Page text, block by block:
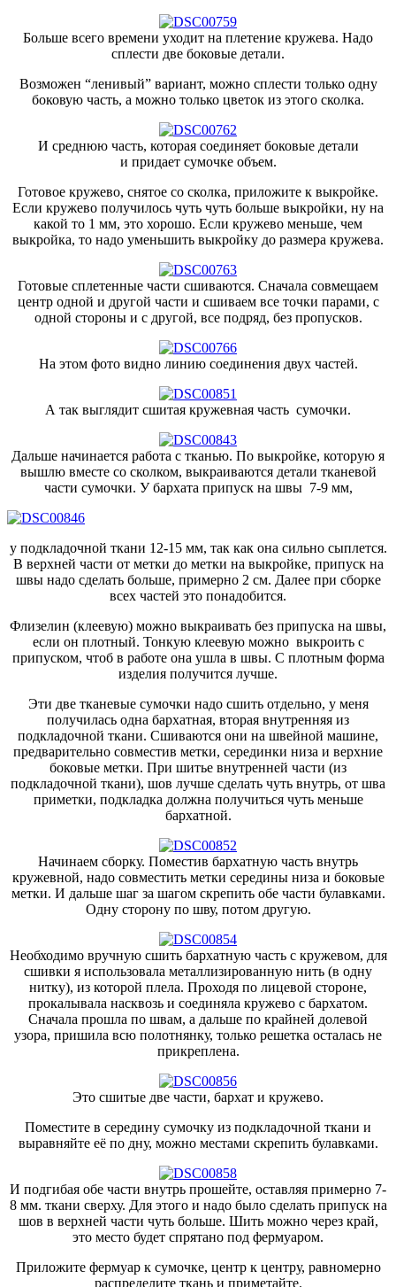
Больше всего времени уходит на плетение кружева. Надо
сплести две боковые детали.
Возможен “ленивый” вариант, можно сплести только одну
боковую часть, а можно только цветок из этого сколка.
И среднюю часть, которая соединяет боковые детали
и придает сумочке объем.
Готовое кружево, снятое со сколка, приложите к выкройке.
Если кружево получилось чуть чуть больше выкройки, ну на
какой то 1 мм, это хорошо. Если кружево меньше, чем
выкройка, то надо уменьшить выкройку до размера кружева.
Готовые сплетенные части сшиваются. Сначала совмещаем
центр одной и другой части и сшиваем все точки парами, с
одной стороны и с другой, все подряд, без пропусков.
На этом фото видно линию соединения двух частей.
А так выглядит сшитая кружевная часть сумочки.
Дальше начинается работа с тканью. По выкройке, которую я
вышлю вместе со сколком, выкраиваются детали тканевой
части сумочки. У бархата припуск на швы 7-9 мм,
у подкладочной ткани 12-15 мм, так как она сильно сыплется.
В верхней части от метки до метки на выкройке, припуск на
швы надо сделать больше, примерно 2 см. Далее при сборке
всех частей это понадобится.
Флизелин (клеевую) можно выкраивать без припуска на швы,
если он плотный. Тонкую клеевую можно выкроить с
припуском, чтоб в работе она ушла в швы. С плотным форма
изделия получится лучше.
Эти две тканевые сумочки надо сшить отдельно, у меня
получилась одна бархатная, вторая внутренняя из
подкладочной ткани. Сшиваются они на швейной машине,
предварительно совместив метки, серединки низа и верхние
боковые метки. При шитье внутренней части (из
подкладочной ткани), шов лучше сделать чуть внутрь, от шва
приметки, подкладка должна получиться чуть меньше
бархатной.
Начинаем сборку. Поместив бархатную часть внутрь
кружевной, надо совместить метки середины низа и боковые
метки. И дальше шаг за шагом скрепить обе части булавками.
Одну сторону по шву, потом другую.
Необходимо вручную сшить бархатную часть с кружевом, для
сшивки я использовала металлизированную нить (в одну
нитку), из которой плела. Проходя по лицевой стороне,
прокалывала насквозь и соединяла кружево с бархатом.
Сначала прошла по швам, а дальше по крайней долевой
узора, пришила всю полотнянку, только решетка осталась не
прикреплена.
Это сшитые две части, бархат и кружево.
Поместите в середину сумочку из подкладочной ткани и
выравняйте её по дну, можно местами скрепить булавками.
И подгибая обе части внутрь прошейте, оставляя примерно 7-
8 мм. ткани сверху. Для этого и надо было сделать припуск на
шов в верхней части чуть больше. Шить можно через край,
это место будет спрятано под фермуаром.
Приложите фермуар к сумочке, центр к центру, равномерно
распределите ткань и приметайте.